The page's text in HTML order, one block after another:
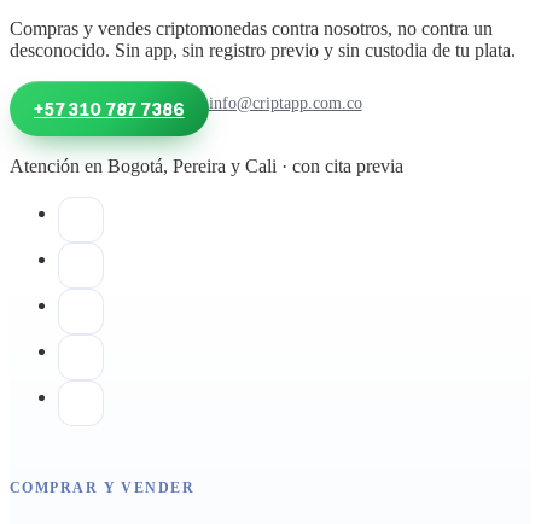
Compras y vendes criptomonedas contra nosotros, no contra un
desconocido. Sin app, sin registro previo y sin custodia de tu plata.
+57 310 787 7386 info@criptapp.com.co
Atención en Bogotá, Pereira y Cali · con cita previa
COMPRAR Y VENDER